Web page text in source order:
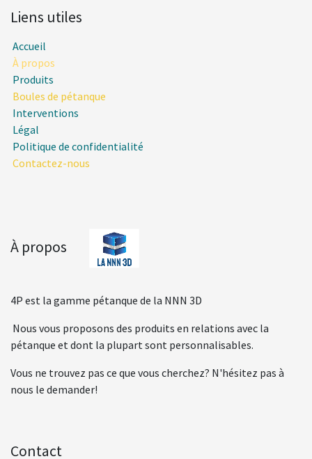
Liens utiles
Accueil
À propos
Produits
Boules de pétanque
Interventions
Légal
Politique de confidentialité
Contactez-nous
À propos
4P est la gamme pétanque de la NNN 3D
Nous vous proposons des produits en relations avec la
pétanque et dont la plupart sont personnalisables.
Vous ne trouvez pas ce que vous cherchez? N'hésitez pas à
nous le demander!
Contact